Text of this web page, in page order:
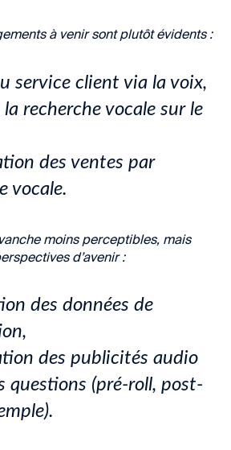
à venir sont plutôt évidents :
service client via la voix,
recherche vocale sur le
des ventes par
vocale.
moins perceptibles, mais
d’avenir :
des données de
des publicités audio
questions (pré-roll, post-